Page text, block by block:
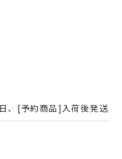
、[予約商品]入荷後発送